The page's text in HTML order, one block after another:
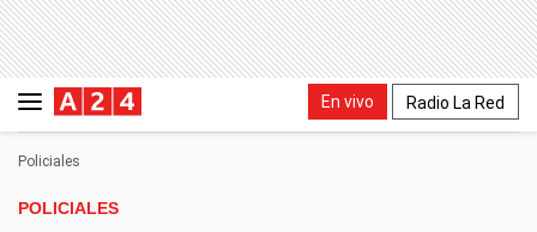
En vivo Radio La Red
Policiales
POLICIALES